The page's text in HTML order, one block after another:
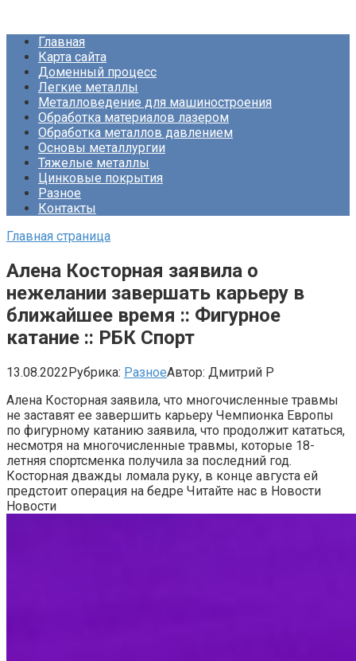
контентуГлавная
Карта сайта
Доменный процесс
Легкие металлы
Металловедение для машиностроения
Обработка материалов лазером
Обработка металлов давлением
Основы металлургии
Тяжелые металлы
Цинковые покрытия
Разное
Контакты
Главная страница
Алена Косторная заявила о
нежелании завершать карьеру в
ближайшее время :: Фигурное
катание :: РБК Спорт
13.08.2022Рубрика: РазноеАвтор: Дмитрий Р
Алена Косторная заявила, что многочисленные травмы
не заставят ее завершить карьеру Чемпионка Европы
по фигурному катанию заявила, что продолжит кататься,
несмотря на многочисленные травмы, которые 18-
летняя спортсменка получила за последний год.
Косторная дважды ломала руку, в конце августа ей
предстоит операция на бедре Читайте нас в Новости
Новости